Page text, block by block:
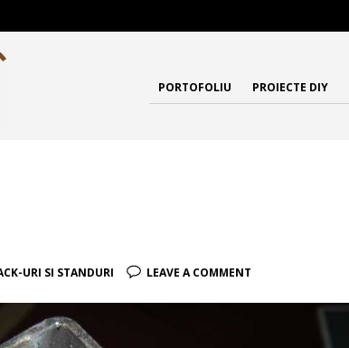
PORTOFOLIU PROIECTE DIY
URI SI STANDURI LEAVE A COMMENT